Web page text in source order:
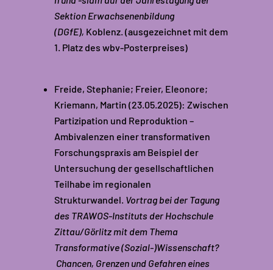
Sektion Erwachsenenbildung
(DGfE), Koblenz. (ausgezeichnet mit dem
1. Platz des wbv-Posterpreises)
Freide, Stephanie; Freier, Eleonore;
Kriemann, Martin (23.05.2025): Zwischen
Partizipation und Reproduktion –
Ambivalenzen einer transformativen
Forschungspraxis am Beispiel der
Untersuchung der gesellschaftlichen
Teilhabe im regionalen
Strukturwandel. Vortrag bei der Tagung
des TRAWOS-Instituts der Hochschule
Zittau/Görlitz mit dem Thema
Transformative (Sozial-)Wissenschaft?
Chancen, Grenzen und Gefahren eines